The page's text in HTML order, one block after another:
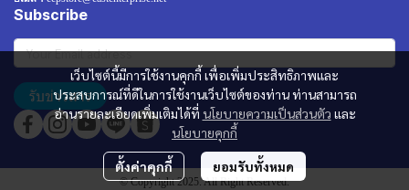
เว็บไซต์นี้มีการใช้งานคุกกี้ เพื่อเพิ่มประสิทธิภาพและ
ประสบการณ์ที่ดีในการใช้งานเว็บไซต์ของท่าน ท่านสามารถ
อ่านรายละเอียดเพิ่มเติมได้ที่ นโยบายความเป็นส่วนตัว และ
นโยบายคุกกี้
ตั้งค่าคุกกี้ ยอมรับทั้งหมด
Subscribe
รับข่าวสาร
© Copyright 2025. All Right Reserved.